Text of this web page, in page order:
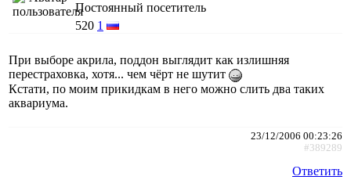
Постоянный посетитель
520 1
При выборе акрила, поддон выглядит как излишняя
перестраховка, хотя... чем чёрт не шутит
Кстати, по моим прикидкам в него можно слить два таких
аквариума.
23/12/2006 00:23:26
#389289
Ответить